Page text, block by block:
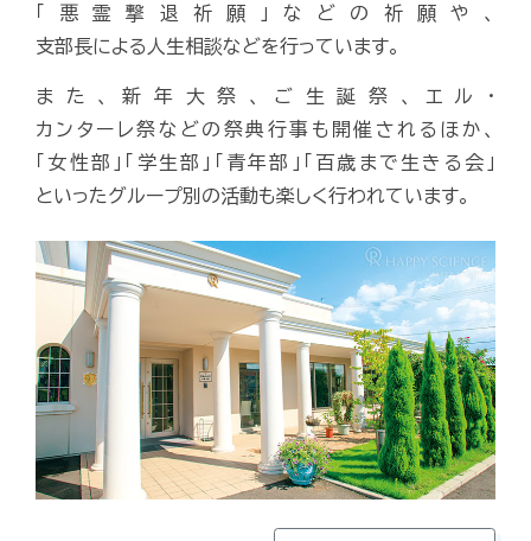
「悪霊撃退祈願」などの祈願や、
支部長による人生相談などを行っています。
また、新年大祭、ご生誕祭、エル・
カンターレ祭などの祭典行事も開催されるほか、
「女性部」「学生部」「青年部」「百歳まで生きる会」
といったグループ別の活動も楽しく行われています。